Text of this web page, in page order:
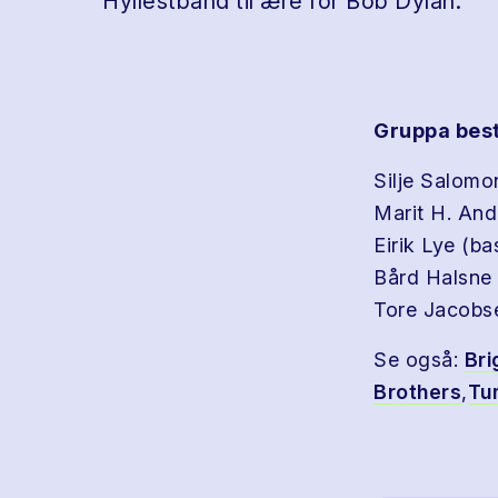
Gruppa
Silje
Marit H.
Eirik Lye
Bård
Tore
Se også:
Brothers,